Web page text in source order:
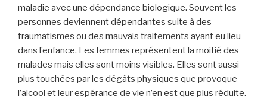
maladie avec une dépendance biologique. Souvent les
personnes deviennent dépendantes suite à des
traumatismes ou des mauvais traitements ayant eu lieu
dans l’enfance. Les femmes représentent la moitié des
malades mais elles sont moins visibles. Elles sont aussi
plus touchées par les dégâts physiques que provoque
l’alcool et leur espérance de vie n’en est que plus réduite.